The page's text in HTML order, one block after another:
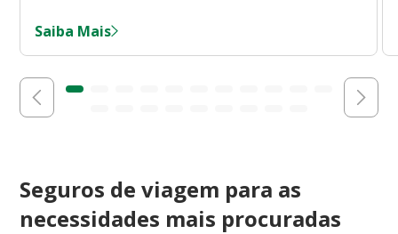
Saiba Mais
Seguros de viagem para as
necessidades mais procuradas